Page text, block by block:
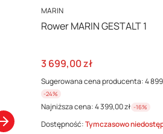
PRODUCENT
MARIN
Rower MARIN GESTALT 1
Cena promocyjna
3 699,00 zł
Sugerowana cena producenta:4
-24%
Najniższa cena:4 399,00 zł -16%
Dostępność:Tymczasowo